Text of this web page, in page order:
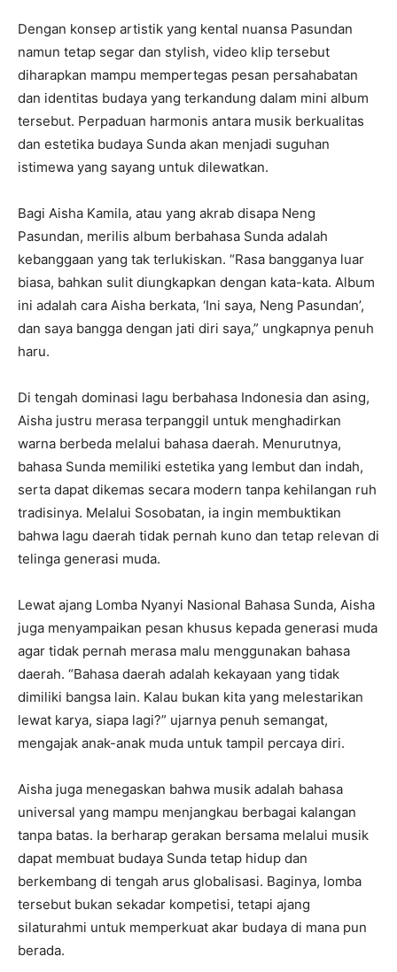
Dengan konsep artistik yang kental nuansa Pasundan
namun tetap segar dan stylish, video klip tersebut
diharapkan mampu mempertegas pesan persahabatan
dan identitas budaya yang terkandung dalam mini album
tersebut. Perpaduan harmonis antara musik berkualitas
dan estetika budaya Sunda akan menjadi suguhan
istimewa yang sayang untuk dilewatkan.
Bagi Aisha Kamila, atau yang akrab disapa Neng
Pasundan, merilis album berbahasa Sunda adalah
kebanggaan yang tak terlukiskan. “Rasa bangganya luar
biasa, bahkan sulit diungkapkan dengan kata-kata. Album
ini adalah cara Aisha berkata, ‘Ini saya, Neng Pasundan’,
dan saya bangga dengan jati diri saya,” ungkapnya penuh
haru.
Di tengah dominasi lagu berbahasa Indonesia dan asing,
Aisha justru merasa terpanggil untuk menghadirkan
warna berbeda melalui bahasa daerah. Menurutnya,
bahasa Sunda memiliki estetika yang lembut dan indah,
serta dapat dikemas secara modern tanpa kehilangan ruh
tradisinya. Melalui Sosobatan, ia ingin membuktikan
bahwa lagu daerah tidak pernah kuno dan tetap relevan di
telinga generasi muda.
Lewat ajang Lomba Nyanyi Nasional Bahasa Sunda, Aisha
juga menyampaikan pesan khusus kepada generasi muda
agar tidak pernah merasa malu menggunakan bahasa
daerah. “Bahasa daerah adalah kekayaan yang tidak
dimiliki bangsa lain. Kalau bukan kita yang melestarikan
lewat karya, siapa lagi?” ujarnya penuh semangat,
mengajak anak-anak muda untuk tampil percaya diri.
Aisha juga menegaskan bahwa musik adalah bahasa
universal yang mampu menjangkau berbagai kalangan
tanpa batas. Ia berharap gerakan bersama melalui musik
dapat membuat budaya Sunda tetap hidup dan
berkembang di tengah arus globalisasi. Baginya, lomba
tersebut bukan sekadar kompetisi, tetapi ajang
silaturahmi untuk memperkuat akar budaya di mana pun
berada.